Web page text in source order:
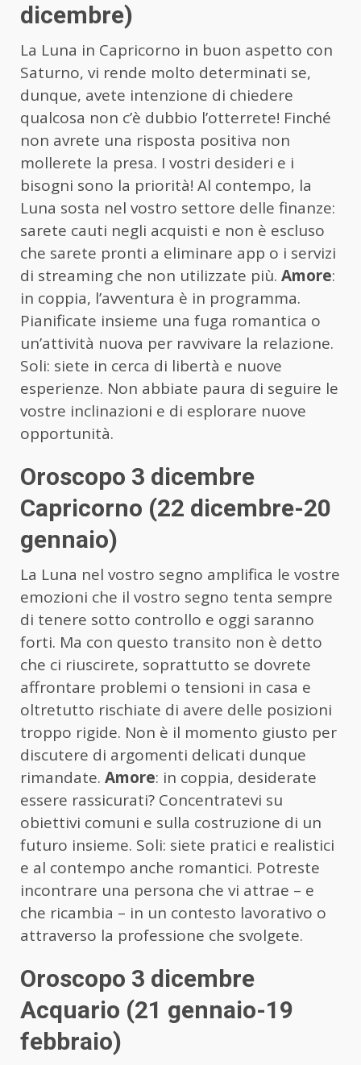
dicembre)
La Luna in Capricorno in buon aspetto con
Saturno, vi rende molto determinati se,
dunque, avete intenzione di chiedere
qualcosa non c’è dubbio l’otterrete! Finché
non avrete una risposta positiva non
mollerete la presa. I vostri desideri e i
bisogni sono la priorità! Al contempo, la
Luna sosta nel vostro settore delle finanze:
sarete cauti negli acquisti e non è escluso
che sarete pronti a eliminare app o i servizi
di streaming che non utilizzate più. Amore:
in coppia, l’avventura è in programma.
Pianificate insieme una fuga romantica o
un’attività nuova per ravvivare la relazione.
Soli: siete in cerca di libertà e nuove
esperienze. Non abbiate paura di seguire le
vostre inclinazioni e di esplorare nuove
opportunità.
Oroscopo 3 dicembre
Capricorno (22 dicembre-20
gennaio)
La Luna nel vostro segno amplifica le vostre
emozioni che il vostro segno tenta sempre
di tenere sotto controllo e oggi saranno
forti. Ma con questo transito non è detto
che ci riuscirete, soprattutto se dovrete
affrontare problemi o tensioni in casa e
oltretutto rischiate di avere delle posizioni
troppo rigide. Non è il momento giusto per
discutere di argomenti delicati dunque
rimandate. Amore: in coppia, desiderate
essere rassicurati? Concentratevi su
obiettivi comuni e sulla costruzione di un
futuro insieme. Soli: siete pratici e realistici
e al contempo anche romantici. Potreste
incontrare una persona che vi attrae – e
che ricambia – in un contesto lavorativo o
attraverso la professione che svolgete.
Oroscopo 3 dicembre
Acquario (21 gennaio-19
febbraio)